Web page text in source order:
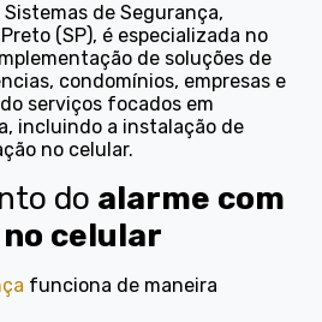
de Segurança,
(SP), é especializada no
de soluções de
condomínios, empresas e
serviços focados em
incluindo a instalação de
no celular.
do alarme com
celular
funciona de maneira